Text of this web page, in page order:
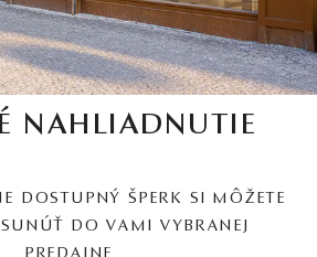
NAHLIADNUTIE
DOSTUPNÝ ŠPERK SI MÔŽETE
DO VAMI VYBRANEJ